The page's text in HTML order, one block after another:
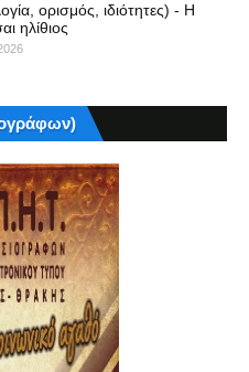
ορισμός, ιδιότητες) - Η
ηλίθιος